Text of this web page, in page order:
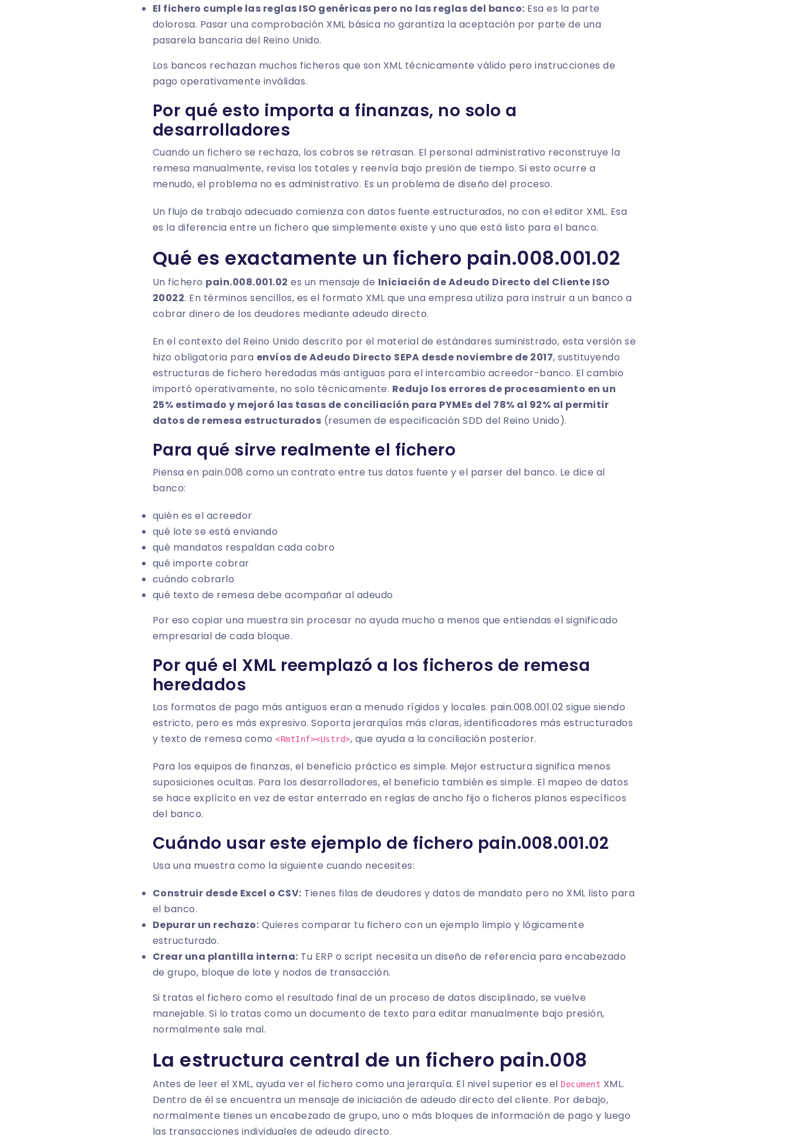
El fichero cumple las reglas ISO genéricas pero no las reglas del banco: Esa es la parte
dolorosa. Pasar una comprobación XML básica no garantiza la aceptación por parte de una
pasarela bancaria del Reino Unido.
Los bancos rechazan muchos ficheros que son XML técnicamente válido pero instrucciones de
pago operativamente inválidas.
Por qué esto importa a finanzas, no solo a
desarrolladores
Cuando un fichero se rechaza, los cobros se retrasan. El personal administrativo reconstruye la
remesa manualmente, revisa los totales y reenvía bajo presión de tiempo. Si esto ocurre a
menudo, el problema no es administrativo. Es un problema de diseño del proceso.
Un flujo de trabajo adecuado comienza con datos fuente estructurados, no con el editor XML. Esa
es la diferencia entre un fichero que simplemente existe y uno que está listo para el banco.
Qué es exactamente un fichero pain.008.001.02
Un fichero pain.008.001.02 es un mensaje de Iniciación de Adeudo Directo del Cliente ISO
20022. En términos sencillos, es el formato XML que una empresa utiliza para instruir a un banco a
cobrar dinero de los deudores mediante adeudo directo.
En el contexto del Reino Unido descrito por el material de estándares suministrado, esta versión se
hizo obligatoria para envíos de Adeudo Directo SEPA desde noviembre de 2017, sustituyendo
estructuras de fichero heredadas más antiguas para el intercambio acreedor-banco. El cambio
importó operativamente, no solo técnicamente. Redujo los errores de procesamiento en un
25% estimado y mejoró las tasas de conciliación para PYMEs del 78% al 92% al permitir
datos de remesa estructurados (resumen de especificación SDD del Reino Unido).
Para qué sirve realmente el fichero
Piensa en pain.008 como un contrato entre tus datos fuente y el parser del banco. Le dice al
banco:
quién es el acreedor
qué lote se está enviando
qué mandatos respaldan cada cobro
qué importe cobrar
cuándo cobrarlo
qué texto de remesa debe acompañar al adeudo
Por eso copiar una muestra sin procesar no ayuda mucho a menos que entiendas el significado
empresarial de cada bloque.
Por qué el XML reemplazó a los ficheros de remesa
heredados
Los formatos de pago más antiguos eran a menudo rígidos y locales. pain.008.001.02 sigue siendo
estricto, pero es más expresivo. Soporta jerarquías más claras, identificadores más estructurados
y texto de remesa como <RmtInf><Ustrd>, que ayuda a la conciliación posterior.
Para los equipos de finanzas, el beneficio práctico es simple. Mejor estructura significa menos
suposiciones ocultas. Para los desarrolladores, el beneficio también es simple. El mapeo de datos
se hace explícito en vez de estar enterrado en reglas de ancho fijo o ficheros planos específicos
del banco.
Cuándo usar este ejemplo de fichero pain.008.001.02
Usa una muestra como la siguiente cuando necesites:
Construir desde Excel o CSV: Tienes filas de deudores y datos de mandato pero no XML listo para
el banco.
Depurar un rechazo: Quieres comparar tu fichero con un ejemplo limpio y lógicamente
estructurado.
Crear una plantilla interna: Tu ERP o script necesita un diseño de referencia para encabezado
de grupo, bloque de lote y nodos de transacción.
Si tratas el fichero como el resultado final de un proceso de datos disciplinado, se vuelve
manejable. Si lo tratas como un documento de texto para editar manualmente bajo presión,
normalmente sale mal.
La estructura central de un fichero pain.008
Antes de leer el XML, ayuda ver el fichero como una jerarquía. El nivel superior es el Document XML.
Dentro de él se encuentra un mensaje de iniciación de adeudo directo del cliente. Por debajo,
normalmente tienes un encabezado de grupo, uno o más bloques de información de pago y luego
las transacciones individuales de adeudo directo.